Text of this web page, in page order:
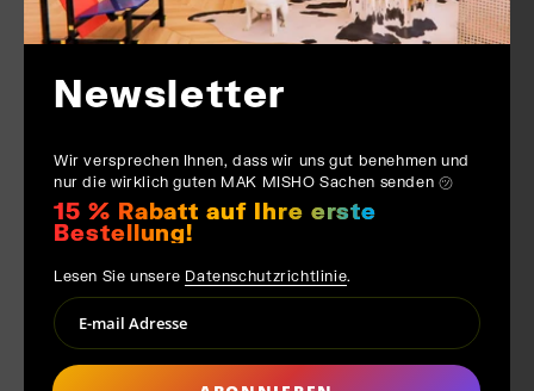
Newsletter
Wir versprechen Ihnen, dass wir uns gut benehmen und
nur die wirklich guten MAK MISHO Sachen senden ㋡
15 % Rabatt auf Ihre erste
Bestellung!
Lesen Sie unsere Datenschutzrichtlinie.